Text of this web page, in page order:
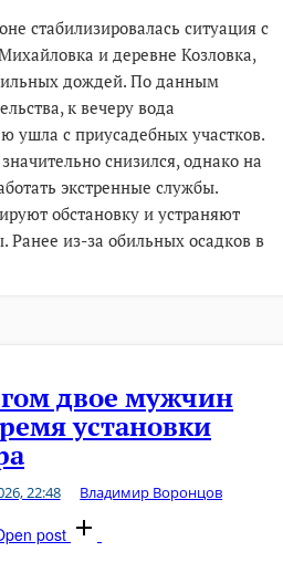
стабилизировалась ситуация с
и деревне Козловка,
дождей. По данным
к вечеру вода
ушла с приусадебных участков.
снизился, однако на
экстренные службы.
обстановку и устраняют
Ранее из-за обильных осадков в
двое мужчин
установки
22:48 Владимир Воронцов
post